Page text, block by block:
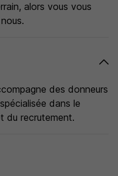
alors vous vous
des donneurs
dans le
du recrutement.